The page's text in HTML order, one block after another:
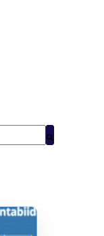
de texto